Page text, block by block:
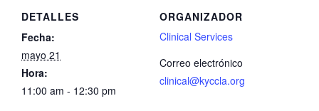
DETALLES
Fecha:
mayo 21
Hora:
11:00 am - 12:30 pm
ORGANIZADOR
Clinical Services
Correo electrónico
clinical@kyccla.org